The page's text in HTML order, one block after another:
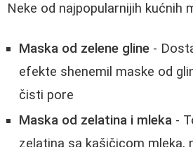
Neke od najpopularnijih kućnih
Maska od zelene gline -
efekte shenemil maske od
čisti pore
Maska od zelatina i mleka -
zelatina sa kašičicom mleka,